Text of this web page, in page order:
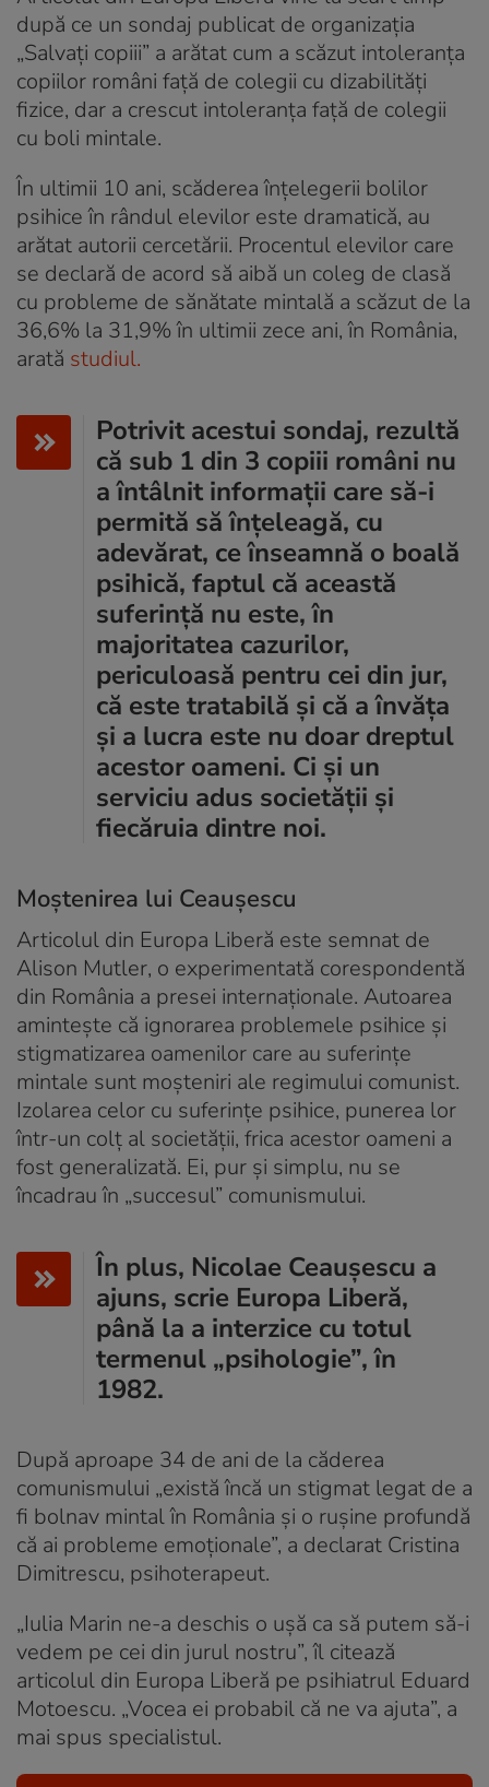
după ce un sondaj publicat de organizația
„Salvați copiii” a arătat cum a scăzut intoleranța
copiilor români față de colegii cu dizabilități
fizice, dar a crescut intoleranța față de colegii
cu boli mintale.
În ultimii 10 ani, scăderea înțelegerii bolilor
psihice în rândul elevilor este dramatică, au
arătat autorii cercetării. Procentul elevilor care
se declară de acord să aibă un coleg de clasă
cu probleme de sănătate mintală a scăzut de la
36,6% la 31,9% în ultimii zece ani, în România,
arată studiul.
Potrivit acestui sondaj, rezultă
că sub 1 din 3 copiii români nu
a întâlnit informații care să-i
permită să înțeleagă, cu
adevărat, ce înseamnă o boală
psihică, faptul că această
suferință nu este, în
majoritatea cazurilor,
periculoasă pentru cei din jur,
că este tratabilă și că a învăța
și a lucra este nu doar dreptul
acestor oameni. Ci și un
serviciu adus societății și
fiecăruia dintre noi.
Moștenirea lui Ceaușescu
Articolul din Europa Liberă este semnat de
Alison Mutler, o experimentată corespondentă
din România a presei internaționale. Autoarea
amintește că ignorarea problemele psihice și
stigmatizarea oamenilor care au suferințe
mintale sunt moșteniri ale regimului comunist.
Izolarea celor cu suferințe psihice, punerea lor
într-un colț al societății, frica acestor oameni a
fost generalizată. Ei, pur și simplu, nu se
încadrau în „succesul” comunismului.
În plus, Nicolae Ceaușescu a
ajuns, scrie Europa Liberă,
până la a interzice cu totul
termenul „psihologie”, în
1982.
După aproape 34 de ani de la căderea
comunismului „există încă un stigmat legat de a
fi bolnav mintal în România și o rușine profundă
că ai probleme emoționale”, a declarat Cristina
Dimitrescu, psihoterapeut.
„Iulia Marin ne-a deschis o ușă ca să putem să-i
vedem pe cei din jurul nostru”, îl citează
articolul din Europa Liberă pe psihiatrul Eduard
Motoescu. „Vocea ei probabil că ne va ajuta”, a
mai spus specialistul.